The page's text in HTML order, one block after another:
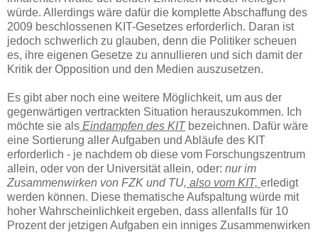
würde. Allerdings wäre dafür die komplette Abschaffung des
2009 beschlossenen KIT-Gesetzes erforderlich. Daran ist
jedoch schwerlich zu glauben, denn die Politiker scheuen
es, ihre eigenen Gesetze zu annullieren und sich damit der
Kritik der Opposition und den Medien auszusetzen.
Es gibt aber noch eine weitere Möglichkeit, um aus der
gegenwärtigen vertrackten Situation herauszukommen. Ich
möchte sie als Eindampfen des KITbezeichnen. Dafür wäre
eine Sortierung aller Aufgaben und Abläufe des KIT
erforderlich - je nachdem ob diese vom Forschungszentrum
allein, oder von der Universität allein, oder: nur im
Zusammenwirken von FZK und TU, also vom KIT, erledigt
werden können. Diese thematische Aufspaltung würde mit
hoher Wahrscheinlichkeit ergeben, dass allenfalls für 10
Prozent der jetzigen Aufgaben ein inniges Zusammenwirken